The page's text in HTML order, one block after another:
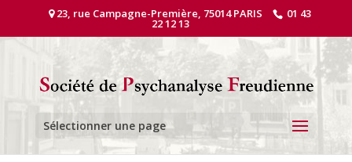
23, rue Campagne-Première, 75014 PARIS 01 43
22 12 13
Sélectionner une page